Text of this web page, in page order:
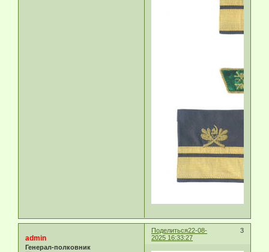
Поделиться 3
22-08-
2025 16:33:27
admin
Генерал-полковник